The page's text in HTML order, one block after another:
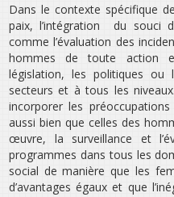
Dans le contexte spécifique
paix, l’intégration du souci
comme l’évaluation des
hommes de toute action
législation, les politiques ou
secteurs et à tous les
incorporer les
aussi bien que celles des
œuvre, la surveillance et
programmes dans tous les
social de manière que les
d’avantages égaux et que